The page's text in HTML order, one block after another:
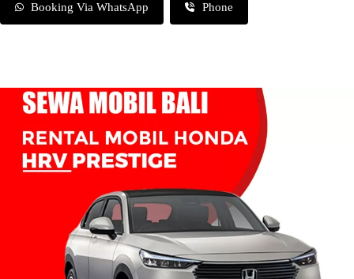
Booking Via WhatsApp Phone